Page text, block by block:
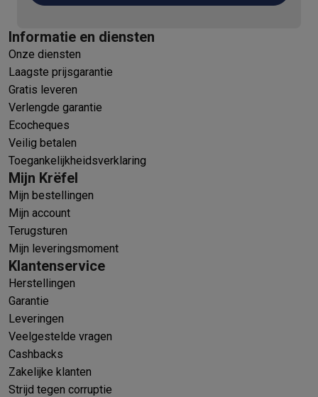
Informatie en diensten
Onze diensten
Laagste prijsgarantie
Gratis leveren
Verlengde garantie
Ecocheques
Veilig betalen
Toegankelijkheidsverklaring
Mijn Krëfel
Mijn bestellingen
Mijn account
Terugsturen
Mijn leveringsmoment
Klantenservice
Herstellingen
Garantie
Leveringen
Veelgestelde vragen
Cashbacks
Zakelijke klanten
Strijd tegen corruptie